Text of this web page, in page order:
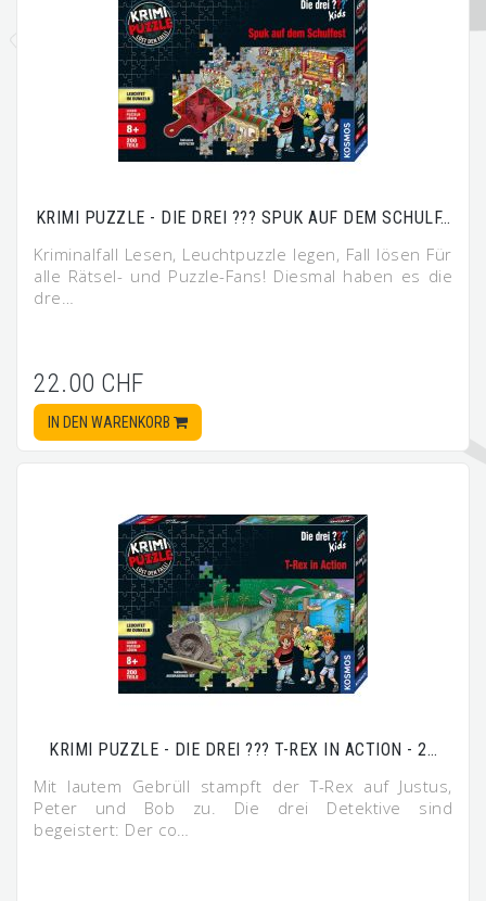
KRIMI PUZZLE - DIE DREI ??? SPUK AUF DEM SCHULF…
Kriminalfall Lesen, Leuchtpuzzle legen, Fall lösen Für
alle Rätsel- und Puzzle-Fans! Diesmal haben es die
dre…
22.00 CHF
IN DEN WARENKORB
KRIMI PUZZLE - DIE DREI ??? T-REX IN ACTION - 2…
Mit lautem Gebrüll stampft der T-Rex auf Justus,
Peter und Bob zu. Die drei Detektive sind
begeistert: Der co…